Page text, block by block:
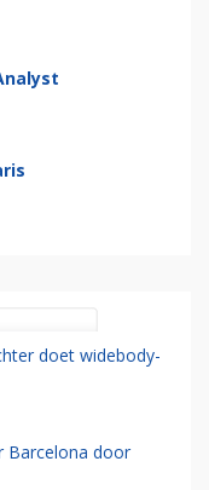
doet widebody-
Barcelona door